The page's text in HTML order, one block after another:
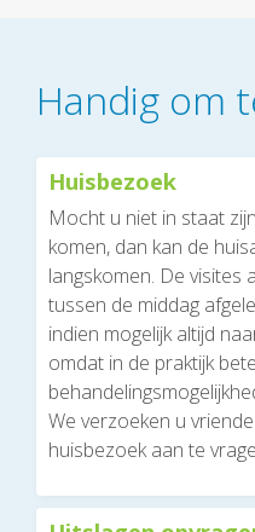
Handig om
Huisbezoek
Mocht u niet in staat
komen, dan kan de
langskomen. De visites
tussen de middag
indien mogelijk altijd
omdat in de praktijk
We verzoeken u
huisbezoek aan te